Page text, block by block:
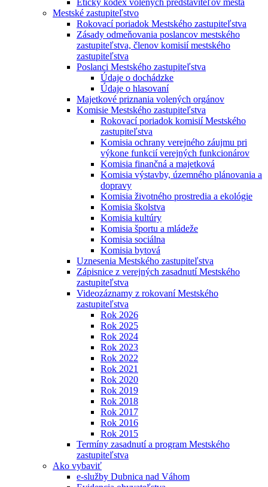
Etický kódex volených predstaviteľov mesta
Mestské zastupiteľstvo
Rokovací poriadok Mestského zastupiteľstva
Zásady odmeňovania poslancov mestského
zastupiteľstva, členov komisií mestského
zastupiteľstva
Poslanci Mestského zastupiteľstva
Údaje o dochádzke
Údaje o hlasovaní
Majetkové priznania volených orgánov
Komisie Mestského zastupiteľstva
Rokovací poriadok komisií Mestského
zastupiteľstva
Komisia ochrany verejného záujmu pri
výkone funkcií verejných funkcionárov
Komisia finančná a majetková
Komisia výstavby, územného plánovania a
dopravy
Komisia životného prostredia a ekológie
Komisia školstva
Komisia kultúry
Komisia športu a mládeže
Komisia sociálna
Komisia bytová
Uznesenia Mestského zastupiteľstva
Zápisnice z verejných zasadnutí Mestského
zastupiteľstva
Videozáznamy z rokovaní Mestského
zastupiteľstva
Rok 2026
Rok 2025
Rok 2024
Rok 2023
Rok 2022
Rok 2021
Rok 2020
Rok 2019
Rok 2018
Rok 2017
Rok 2016
Rok 2015
Termíny zasadnutí a program Mestského
zastupiteľstva
Ako vybaviť
e-služby Dubnica nad Váhom